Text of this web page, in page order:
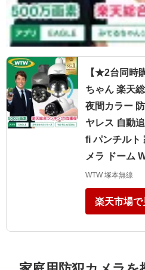
【★2台同時
ちゃん 楽天
夜間カラー
ヤレス 自動
fi パンチルト
メラ ドーム
WTW 塚本無線
楽天市場で